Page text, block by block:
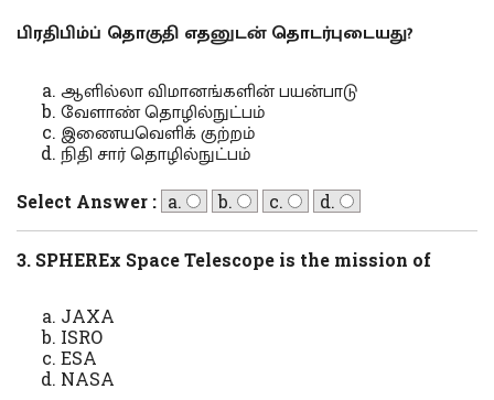
பிரதிபிம்ப் தொகுதி எதனுடன் தொடர்புடையது?
ஆளில்லா விமானங்களின் பயன்பாடு
வேளாண் தொழில்நுட்பம்
இணையவெளிக் குற்றம்
நிதி சார் தொழில்நுட்பம்
Select Answer : a. b. c. d.
3. SPHEREx Space Telescope is the mission of
JAXA
ISRO
ESA
NASA